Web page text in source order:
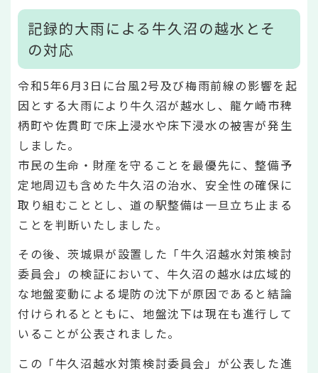
記録的大雨による牛久沼の越水とそ
の対応
令和5年6月3日に台風2号及び梅雨前線の影響を起
因とする大雨により牛久沼が越水し、龍ケ崎市稗
柄町や佐貫町で床上浸水や床下浸水の被害が発生
しました。
市民の生命・財産を守ることを最優先に、整備予
定地周辺も含めた牛久沼の治水、安全性の確保に
取り組むこととし、道の駅整備は一旦立ち止まる
ことを判断いたしました。
その後、茨城県が設置した「牛久沼越水対策検討
委員会」の検証において、牛久沼の越水は広域的
な地盤変動による堤防の沈下が原因であると結論
付けられるとともに、地盤沈下は現在も進行して
いることが公表されました。
この「牛久沼越水対策検討委員会」が公表した進